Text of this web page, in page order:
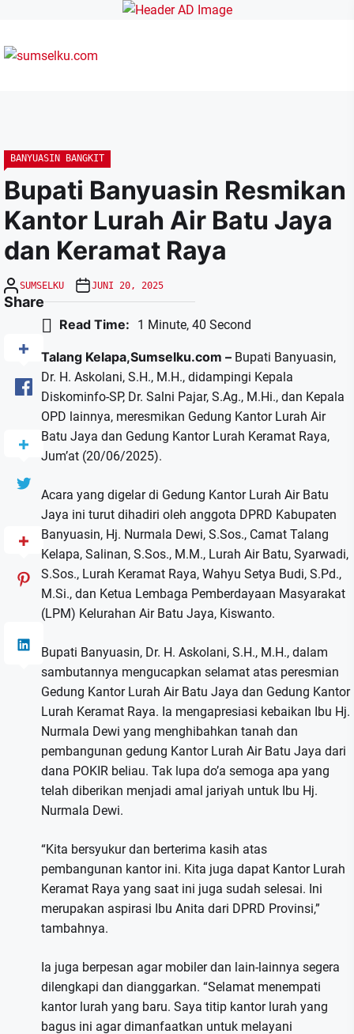
the
BANYUASIN BANGKIT
Bupati Banyuasin Resmikan
Kantor Lurah Air Batu Jaya
dan Keramat Raya
SUMSELKU JUNI 20, 2025
Share
Read Time: 1 Minute, 40 Second
Talang Kelapa,Sumselku.com –Bupati Banyuasin,
Dr. H. Askolani, S.H., M.H., didampingi Kepala
Diskominfo-SP, Dr. Salni Pajar, S.Ag., M.Hi., dan Kepala
OPD lainnya, meresmikan Gedung Kantor Lurah Air
Batu Jaya dan Gedung Kantor Lurah Keramat Raya,
Jum’at (20/06/2025).
Acara yang digelar di Gedung Kantor Lurah Air Batu
Jaya ini turut dihadiri oleh anggota DPRD Kabupaten
Banyuasin, Hj. Nurmala Dewi, S.Sos., Camat Talang
Kelapa, Salinan, S.Sos., M.M., Lurah Air Batu, Syarwadi,
S.Sos., Lurah Keramat Raya, Wahyu Setya Budi, S.Pd.,
M.Si., dan Ketua Lembaga Pemberdayaan Masyarakat
(LPM) Kelurahan Air Batu Jaya, Kiswanto.
Bupati Banyuasin, Dr. H. Askolani, S.H., M.H., dalam
sambutannya mengucapkan selamat atas peresmian
Gedung Kantor Lurah Air Batu Jaya dan Gedung Kantor
Lurah Keramat Raya. Ia mengapresiasi kebaikan Ibu Hj.
Nurmala Dewi yang menghibahkan tanah dan
pembangunan gedung Kantor Lurah Air Batu Jaya dari
dana POKIR beliau. Tak lupa do’a semoga apa yang
telah diberikan menjadi amal jariyah untuk Ibu Hj.
Nurmala Dewi.
“Kita bersyukur dan berterima kasih atas
pembangunan kantor ini. Kita juga dapat Kantor Lurah
Keramat Raya yang saat ini juga sudah selesai. Ini
merupakan aspirasi Ibu Anita dari DPRD Provinsi,”
tambahnya.
Ia juga berpesan agar mobiler dan lain-lainnya segera
dilengkapi dan dianggarkan. “Selamat menempati
kantor lurah yang baru. Saya titip kantor lurah yang
bagus ini agar dimanfaatkan untuk melayani